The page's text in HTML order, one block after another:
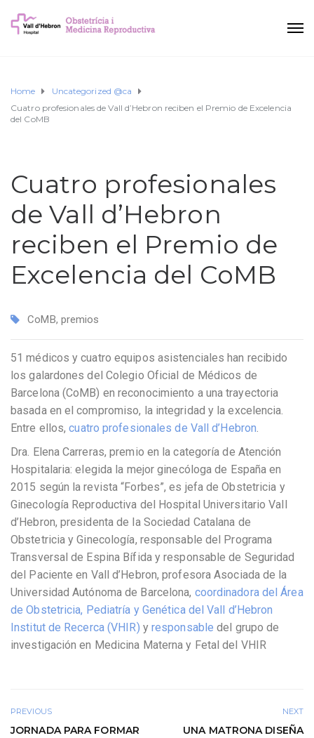
Home
Uncategorized @ca
Cuatro profesionales de Vall d’Hebron reciben el Premio de Excelencia
del CoMB
Cuatro profesionales
de Vall d’Hebron
reciben el Premio de
Excelencia del CoMB
CoMB, premios
51 médicos y cuatro equipos asistenciales han recibido
los galardones del Colegio Oficial de Médicos de
Barcelona (CoMB) en reconocimiento a una trayectoria
basada en el compromiso, la integridad y la excelencia.
Entre ellos,cuatro profesionales de Vall d’Hebron
Dra. Elena Carreras, premio en la categoría de Atención
Hospitalaria: elegida la mejor ginecóloga de España en
2015 según la revista “Forbes”, es jefa de Obstetricia y
Ginecología Reproductiva del Hospital Universitario Vall
d’Hebron, presidenta de la Sociedad Catalana de
Obstetricia y Ginecología, responsable del Programa
Transversal de Espina Bífida y responsable de Seguridad
del Paciente en Vall d’Hebron, profesora Asociada de la
Universidad Autónoma de Barcelona, ​​ coordinadora del Área
de Obstetricia, Pediatría y Genética del Vall d’Hebron
Institut de Recerca (VHIR) y responsable del grupo de
investigación en Medicina Materna y Fetal del VHIR
PREVIOUS
JORNADA PARA FORMAR
NEXT
UNA MATRONA DISEÑA